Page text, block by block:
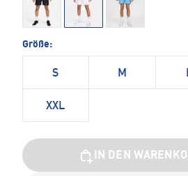
Größe:
S M
XXL
IN DEN